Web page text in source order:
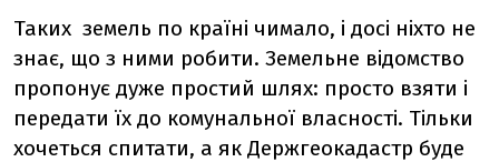
Таких земель по країні чимало, і досі ніхто не
знає, що з ними робити. Земельне відомство
пропонує дуже простий шлях: просто взяти і
передати їх до комунальної власності. Тільки
хочеться спитати, а як Держгеокадастр буде